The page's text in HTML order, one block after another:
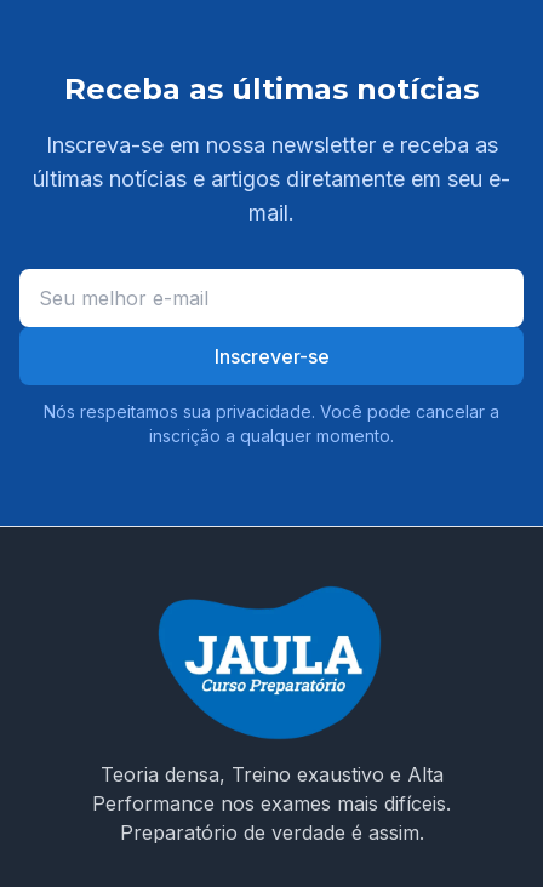
Receba as últimas notícias
Inscreva-se em nossa newsletter e receba as
últimas notícias e artigos diretamente em seu e-
mail.
Inscrever-se
Nós respeitamos sua privacidade. Você pode cancelar a
inscrição a qualquer momento.
Teoria densa, Treino exaustivo e Alta
Performance nos exames mais difíceis.
Preparatório de verdade é assim.